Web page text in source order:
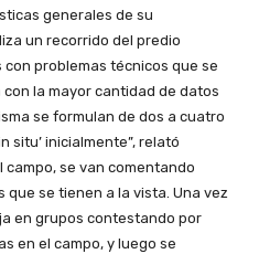
generales de su
un recorrido del predio
problemas técnicos que se
la mayor cantidad de datos
se formulan de dos a cuatro
situ’ inicialmente”, relató
campo, se van comentando
se tienen a la vista. Una vez
en grupos contestando por
en el campo, y luego se